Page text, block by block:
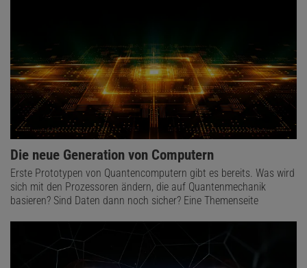
Die neue Generation von Computern
Erste Prototypen von Quantencomputern gibt es bereits. Was wird
sich mit den Prozessoren ändern, die auf Quantenmechanik
basieren? Sind Daten dann noch sicher? Eine Themenseite